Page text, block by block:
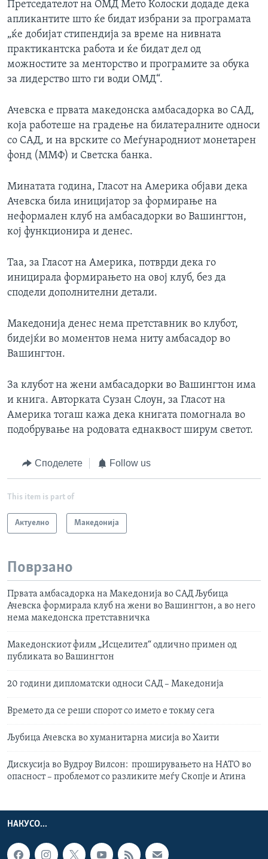
Претседателот на ОМД Мето Колоски додаде дека
апликантите што ќе бидат избрани за програмата
„ќе добијат стипендија за време на нивната
практикантска работа и ќе бидат дел од
можностите за менторство и програмите за обука
за лидерство што ги води ОМД“.
Ачевска е првата македонска амбасадорка во САД,
која работеше на градење на билатералните односи
со САД, и на врските со Меѓународниот монетарен
фонд (ММФ) и Светска банка.
Минатата година, Гласот на Америка објави дека
Ачевска била иницијатор за формирање на
неформален клуб на амбасадорки во Вашингтон,
кој функционира и денес.
Таа, за Гласот на Америка, потврди дека го
иницирала формирањето на овој клуб, без да
сподели дополнителни детали.
Македонија денес нема претставник во клубот,
бидејќи во моментов нема ниту амбасадор во
Вашингтон.
За клубот на жени амбасадорки во Вашингтон има
и книга. Авторката Сузан Слоун, за Гласот на
Америка тогаш кажа дека книгата помогнала во
подобрување на родовата еднаквост ширум светот.
Споделете Follow us
This item is part of
Актуелно Македонија
Поврзано
Првата амбасадорка на Македонија во САД Љубица
Ачевска формирала клуб на жени во Вашингтон, а во него
нема македонска претставничка
Македонскиот филм „Исцелител“ одлично примен од
публиката во Вашингтон
20 години дипломатски односи САД – Македонија
Времето да се реши спорот со името е токму сега
Љубица Ачевска во хуманитарна мисија во Хаити
Дискусија во Вудроу Вилсон: проширувањето на НАТО во
опасност – проблемот со разликите меѓу Скопје и Атина
НАКУСО...